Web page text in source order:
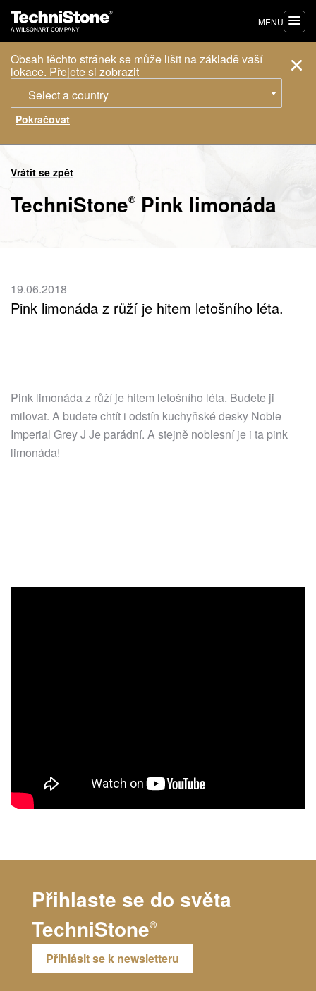
Obsah těchto stránek se může lišit na základě vaší
lokace. Přejete si zobrazit
Select a country
MENU
Vrátit se zpět
TechniStone® Pink limonáda
19.06.2018
Pink limonáda z růží je hitem letošního léta.
Pink limonáda z růží je hitem letošního léta. Budete ji
milovat. A budete chtít i odstín kuchyňské desky Noble
Imperial Grey J Je parádní. A stejně noblesní je i ta pink
limonáda!
Přihlaste se do světa
TechniStone®
Přihlásit se k newsletteru